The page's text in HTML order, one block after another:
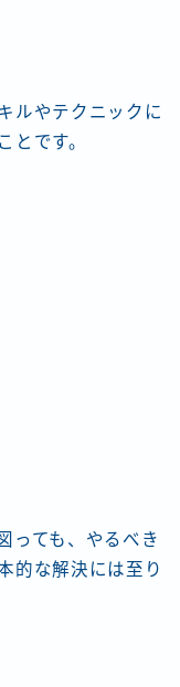
ルやテクニックに
とです。
っても、やるべき
的な解決には至り